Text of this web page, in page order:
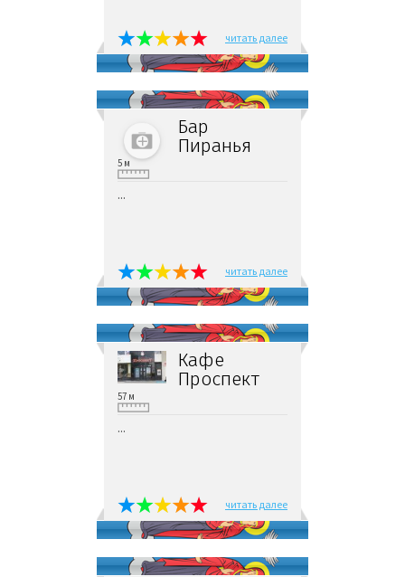
читать далее
Бар
Пиранья
5 м
...
читать далее
Кафе
Проспект
57 м
...
читать далее